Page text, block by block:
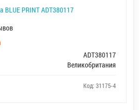
BLUE PRINT ADT380117
ADT380117
Великобритания
Код: 31175-4